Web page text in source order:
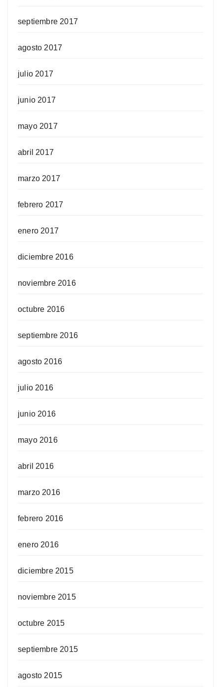
septiembre 2017
agosto 2017
julio 2017
junio 2017
mayo 2017
abril 2017
marzo 2017
febrero 2017
enero 2017
diciembre 2016
noviembre 2016
octubre 2016
septiembre 2016
agosto 2016
julio 2016
junio 2016
mayo 2016
abril 2016
marzo 2016
febrero 2016
enero 2016
diciembre 2015
noviembre 2015
octubre 2015
septiembre 2015
agosto 2015